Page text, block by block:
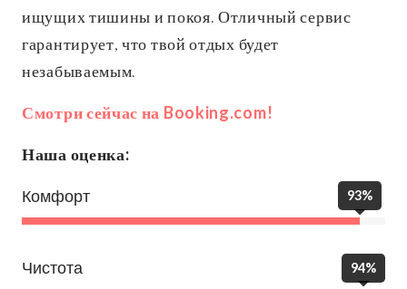
ищущих тишины и покоя. Отличный сервис
гарантирует, что твой отдых будет
незабываемым.
Смотри сейчас на Booking.com!
Наша оценка:
Комфорт 93%
Чистота 94%